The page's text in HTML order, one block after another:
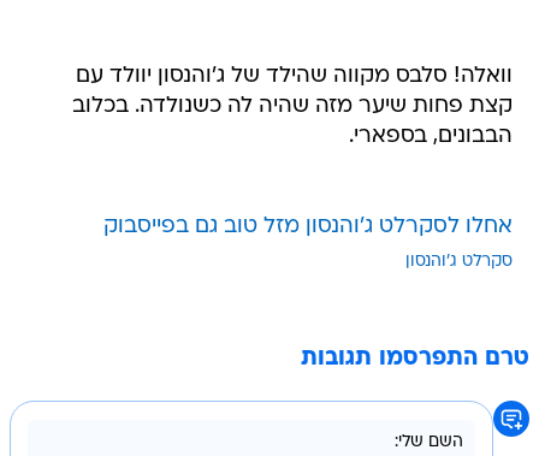
וואלה! סלבס מקווה שהילד של ג'והנסון יוולד עם
קצת פחות שיער מזה שהיה לה כשנולדה. בכלוב
הבבונים, בספארי.
אחלו לסקרלט ג'והנסון מזל טוב גם בפייסבוק
סקרלט ג'והנסון
טרם התפרסמו תגובות